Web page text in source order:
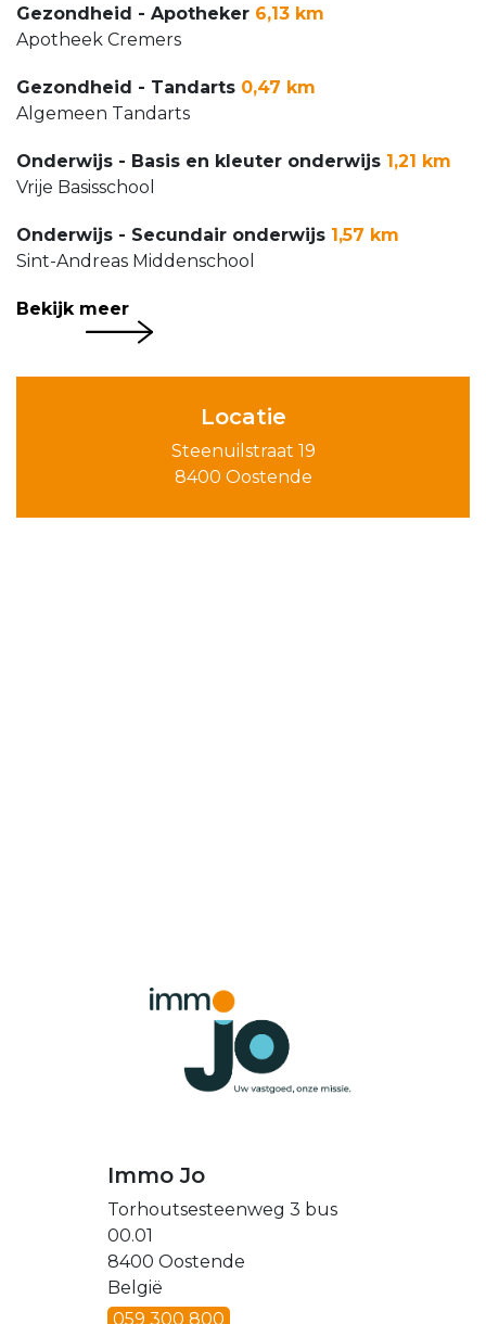
Gezondheid - Apotheker 6,13 km
Apotheek Cremers
Gezondheid - Tandarts 0,47 km
Algemeen Tandarts
Onderwijs - Basis en kleuter onderwijs 1,21 km
Vrije Basisschool
Onderwijs - Secundair onderwijs 1,57 km
Sint-Andreas Middenschool
Bekijk meer
Locatie
Steenuilstraat 19
8400 Oostende
Immo Jo
Torhoutsesteenweg 3 bus
00.01
8400 Oostende
België
059 300 800